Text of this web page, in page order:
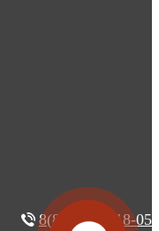
8(800) 200-18-05